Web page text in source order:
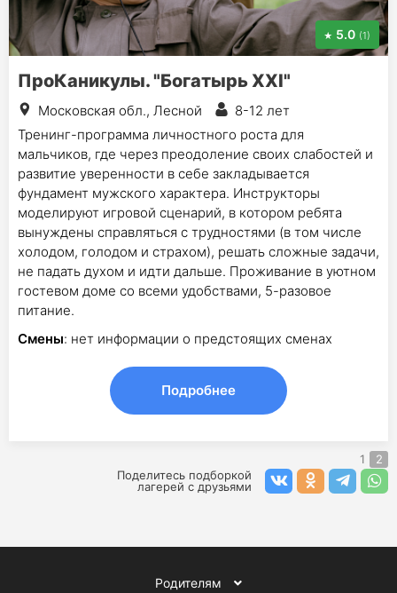
5.0 (1)
ПроКаникулы. "Богатырь XXI"
Московская обл., Лесной
8-12 лет
Тренинг-программа личностного роста для
мальчиков, где через преодоление своих слабостей и
развитие уверенности в себе закладывается
фундамент мужского характера. Инструкторы
моделируют игровой сценарий, в котором ребята
вынуждены справляться с трудностями (в том числе
холодом, голодом и страхом), решать сложные задачи,
не падать духом и идти дальше. Проживание в уютном
гостевом доме со всеми удобствами, 5-разовое
питание.
Смены: нет информации о предстоящих сменах
Подробнее
1
2
Поделитесь подборкой
лагерей с друзьями
Родителям